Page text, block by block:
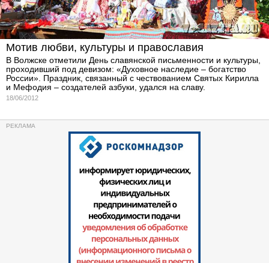
Мотив любви, культуры и православия
В Волжске отметили День славянской письменности и культуры,
проходивший под девизом: «Духовное наследие – богатство
России». Праздник, связанный с чествованием Святых Кирилла
и Мефодия – создателей азбуки, удался на славу.
18/06/2012